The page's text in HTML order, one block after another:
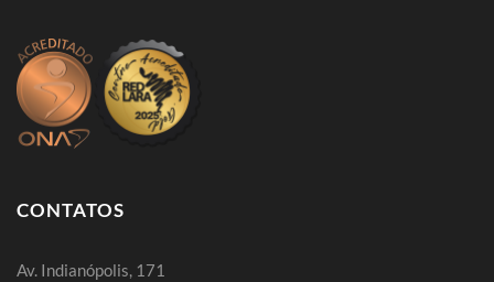
CONTATOS
Av. Indianópolis, 171